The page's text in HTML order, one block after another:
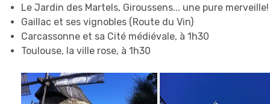
Le Jardin des Martels, Giroussens... une pure merveille!
Gaillac et ses vignobles (Route du Vin)
Carcassonne et sa Cité médiévale, à 1h30
Toulouse, la ville rose, à 1h30